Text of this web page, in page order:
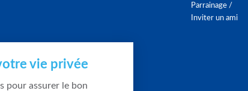
Parrainage /
Inviter un ami
vie privée
pour assurer le bon